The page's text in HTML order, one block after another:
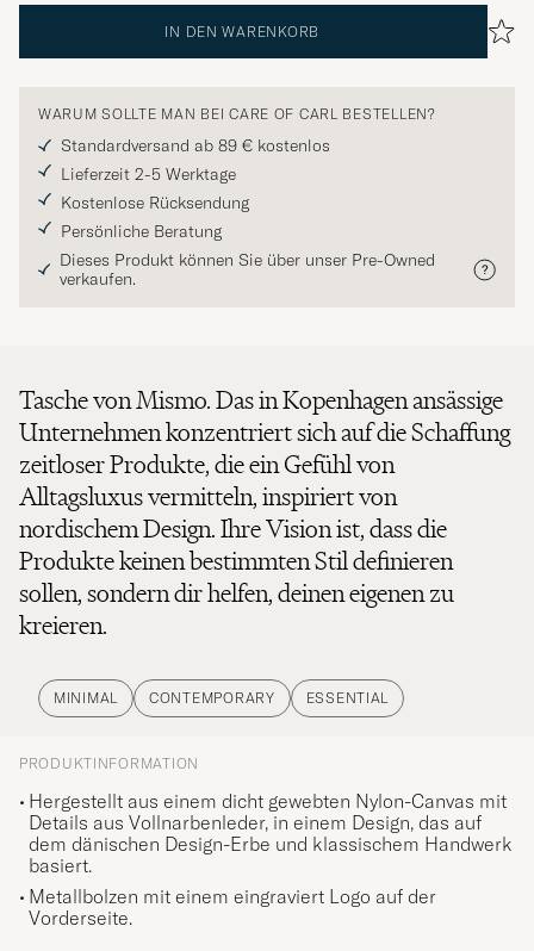
IN DEN WARENKORB
WARUM SOLLTE MAN BEI CARE OF CARL BESTELLEN?
Standardversand ab 89 € kostenlos
Lieferzeit 2-5 Werktage
Kostenlose Rücksendung
Persönliche Beratung
Dieses Produkt können Sie über unser Pre-Owned
verkaufen.
Tasche von Mismo. Das in Kopenhagen ansässige
Unternehmen konzentriert sich auf die Schaffung
zeitloser Produkte, die ein Gefühl von
Alltagsluxus vermitteln, inspiriert von
nordischem Design. Ihre Vision ist, dass die
Produkte keinen bestimmten Stil definieren
sollen, sondern dir helfen, deinen eigenen zu
kreieren.
MINIMAL CONTEMPORARY ESSENTIAL
PRODUKTINFORMATION
Hergestellt aus einem dicht gewebten Nylon-Canvas mit
Details aus Vollnarbenleder, in einem Design, das auf
dem dänischen Design-Erbe und klassischem Handwerk
basiert.
Metallbolzen mit einem eingraviert Logo auf der
Vorderseite.